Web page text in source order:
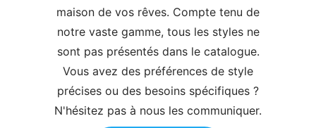
maison de vos rêves. Compte tenu de
notre vaste gamme, tous les styles ne
sont pas présentés dans le catalogue.
Vous avez des préférences de style
précises ou des besoins spécifiques ?
N'hésitez pas à nous les communiquer.